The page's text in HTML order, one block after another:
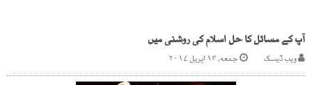
آپ کے مسائل کا حل اسلام کی روشنی میں
ویب ڈیسک جمعه, ۱۴ اپریل ۲۰۱۷